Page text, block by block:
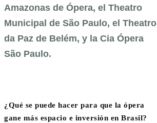
Amazonas de Ópera, el Theatro
Municipal de São Paulo, el Theatro
da Paz de Belém, y la Cia Ópera
São Paulo.
¿Qué se puede hacer para que la ópera
gane más espacio e inversión en Brasil?